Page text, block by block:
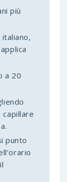
più
a 20
punto